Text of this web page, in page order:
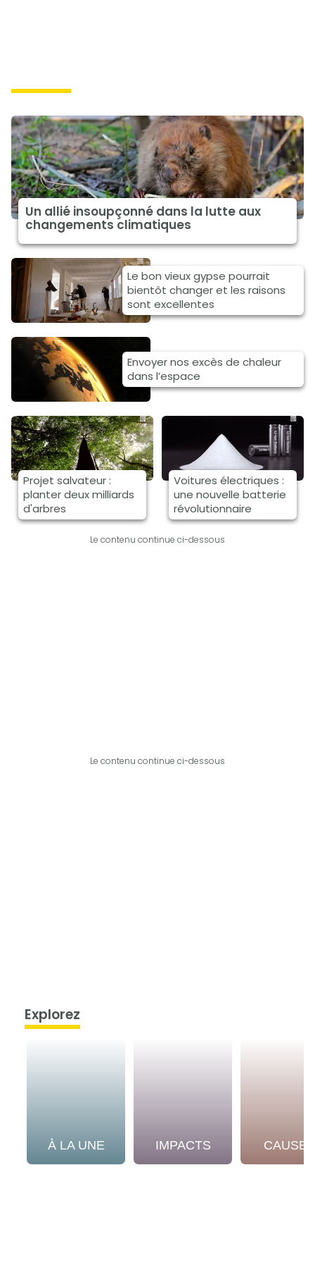
Un allié insoupçonné dans la lutte aux
changements climatiques
Le bon vieux gypse pourrait
bientôt changer et les raisons
sont excellentes
Envoyer nos excès de chaleur
dans l’espace
Projet salvateur :
planter deux milliards
d'arbres
Voitures électriques :
une nouvelle batterie
révolutionnaire
Le contenu continue ci-dessous
Le contenu continue ci-dessous
Explorez
À LA UNE IMPACTS CAUSES